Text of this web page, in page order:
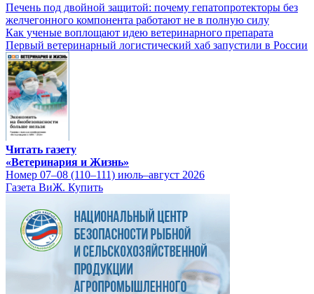
Печень под двойной защитой: почему гепатопротекторы без
желчегонного компонента работают не в полную силу
Как ученые воплощают идею ветеринарного препарата
Первый ветеринарный логистический хаб запустили в России
Читать газету
«Ветеринария и Жизнь»
Номер 07–08 (110–111) июль–август 2026
Газета ВиЖ. Купить